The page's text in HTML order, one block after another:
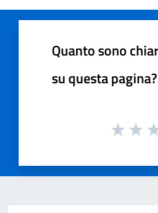
Quanto sono
su questa pagina?